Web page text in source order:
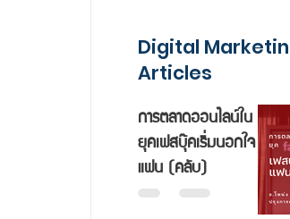
Digital
Articles
การตลาดออนไลน์ใน
ยุคเฟสบุ๊คเริ่มนอกใจ
แฟน (คลับ)